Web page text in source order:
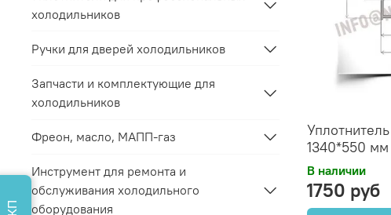
1340*550
В наличии
1750 руб
холодильников
Ручки для дверей холодильников
Запчасти и комплектующие для
холодильников
Фреон, масло, МАПП-газ
Инструмент для ремонта и
обслуживания холодильного
оборудования